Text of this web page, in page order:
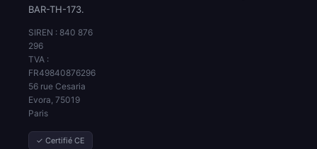
BAR-TH-173.
SIREN : 840 876
296
TVA :
FR49840876296
56 rue Cesaria
Evora, 75019
Paris
✓ Certifié CE